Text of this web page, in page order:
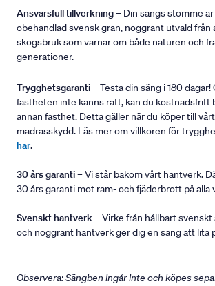
Ansvarsfull tillverkning– Din sängs stomme
obehandlad svensk gran, noggrant utvald från
skogsbruk som värnar om både naturen och
generationer.
Trygghetsgaranti– Testa din säng i 180 dagar!
fastheten inte känns rätt, kan du kostnadsfritt
annan fasthet. Detta gäller när du köper till vårt
madrasskydd. Läs mer om villkoren för
här.
30 års garanti– Vi står bakom vårt hantverk.
30 års garanti mot ram- och fjäderbrott på alla
Svenskt hantverk– Virke från hållbart
och noggrant hantverk ger dig en säng att lita
Observera: Sängben ingår inte och köpes